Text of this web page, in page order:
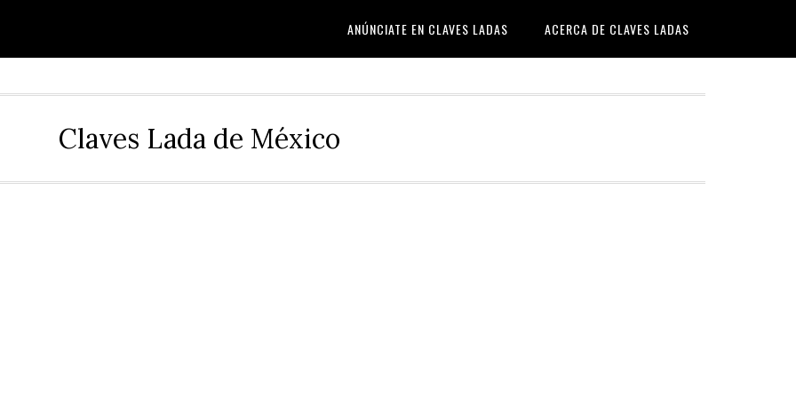
ANÚNCIATE EN CLAVES LADAS ACERCA DE CLAVES LADAS
Claves Lada de México